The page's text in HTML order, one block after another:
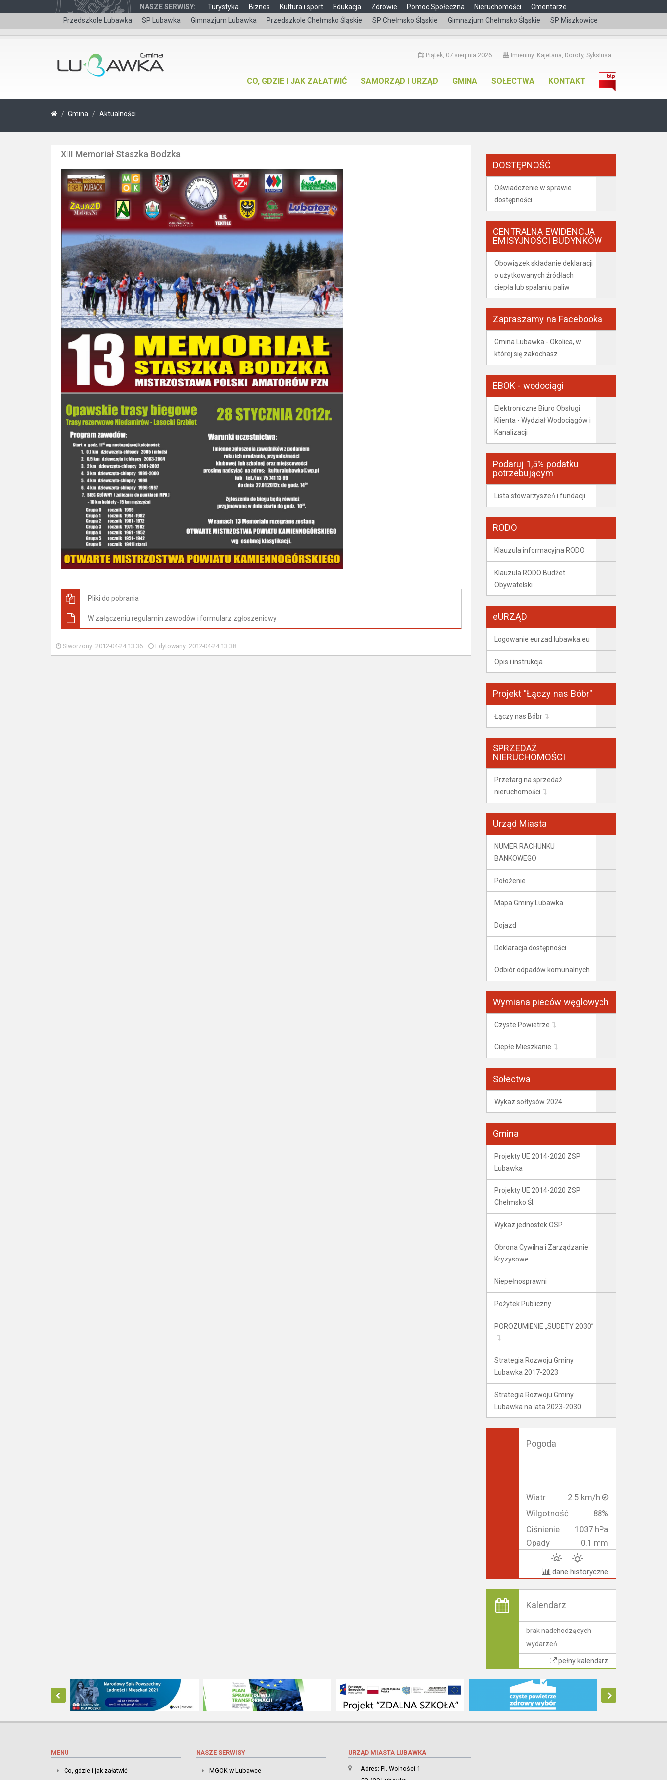
NASZE SERWISY: Turystyka Biznes Kultura i sport
Edukacja
Przedszkole Lubawka
SP Lubawka Gimnazjum Lubawka Przedszkole Chełmsko Śląskie SP Chełmsko Śląskie Gimnazjum Chełmsko Śląskie SP Miszkowice
Zdrowie Pomoc Społeczna Nieruchomości Cmentarze
Wersja dla niepełnosprawnych čeština
Piątek, 07 sierpnia 2026 Imieniny: Kajetana, Doroty, Sykstusa
CO, GDZIE I JAK ZAŁATWIĆ SAMORZĄD I URZĄD GMINA SOŁECTWA KONTAKT
Gmina Aktualności
XIII Memoriał Staszka Bodzka
Pliki do pobrania
W załączeniu regulamin zawodów i formularz zgłoszeniowy
Stworzony: 2012-04-24 13:36 Edytowany: 2012-04-24 13:38
DOSTĘPNOŚĆ
Oświadczenie w sprawie
dostępności
CENTRALNA EWIDENCJA
EMISYJNOŚCI BUDYNKÓW
Obowiązek składanie deklaracji
o użytkowanych źródłach
ciepła lub spalaniu paliw
Zapraszamy na Facebooka
Gmina Lubawka - Okolica, w
której się zakochasz
EBOK - wodociągi
Elektroniczne Biuro Obsługi
Klienta - Wydział Wodociągów i
Kanalizacji
Podaruj 1,5% podatku
potrzebującym
Lista stowarzyszeń i fundacji
RODO
Klauzula informacyjna RODO
Klauzula RODO Budżet
Obywatelski
eURZĄD
Logowanie eurzad.lubawka.eu
Opis i instrukcja
Projekt "Łączy nas Bóbr"
Łączy nas Bóbr
SPRZEDAŻ
NIERUCHOMOŚCI
Przetarg na sprzedaż
nieruchomości
Urząd Miasta
NUMER RACHUNKU
BANKOWEGO
Położenie
Mapa Gminy Lubawka
Dojazd
Deklaracja dostępności
Odbiór odpadów komunalnych
Wymiana pieców węglowych
Czyste Powietrze
Ciepłe Mieszkanie
Sołectwa
Wykaz sołtysów 2024
Gmina
Projekty UE 2014-2020 ZSP
Lubawka
Projekty UE 2014-2020 ZSP
Chełmsko Śl.
Wykaz jednostek OSP
Obrona Cywilna i Zarządzanie
Kryzysowe
Niepełnosprawni
Pożytek Publiczny
POROZUMIENIE „SUDETY 2030”
Strategia Rozwoju Gminy
Lubawka 2017-2023
Strategia Rozwoju Gminy
Lubawka na lata 2023-2030
Pogoda
Wiatr
2.5 km/h
Wilgotność
88%
Ciśnienie
1037 hPa
Opady
0.1 mm
dane historyczne
Kalendarz
brak nadchodzących
wydarzeń
pełny kalendarz
MENU
Co, gdzie i jak załatwić
NASZE SERWISY
MGOK w Lubawce
URZĄD MIASTA LUBAWKA
Adres: Pl. Wolności 1